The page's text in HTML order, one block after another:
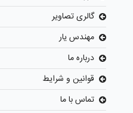
گالری تصاویر
مهندس یار
درباره ما
قوانین و شرایط
تماس با ما